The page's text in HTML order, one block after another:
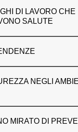
DI LAVORO CHE
SALUTE
NEGLI
MIRATO DI